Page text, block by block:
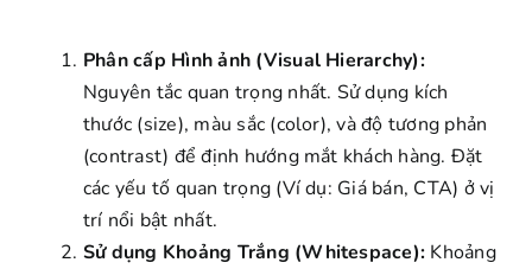
Phân cấp Hình ảnh (Visual Hierarchy):
Nguyên tắc quan trọng nhất. Sử dụng kích
thước (size), màu sắc (color), và độ tương phản
(contrast) để định hướng mắt khách hàng. Đặt
các yếu tố quan trọng (Ví dụ: Giá bán, CTA) ở vị
trí nổi bật nhất.
Sử dụng Khoảng Trắng (Whitespace): Khoảng